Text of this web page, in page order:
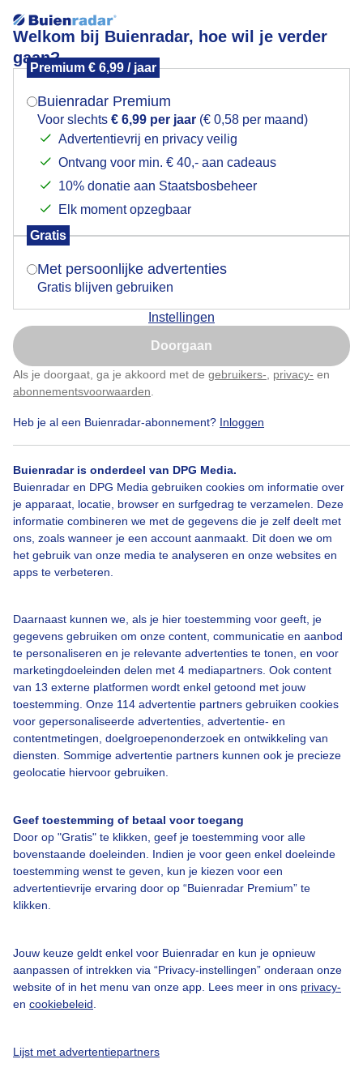
Welkom bij Buienradar, hoe wil je verder
gaan?
Premium € 6,99 / jaar
Buienradar Premium
Voor slechts € 6,99 per jaar (€ 0,58 per maand)
Advertentievrij en privacy veilig
Ontvang voor min. € 40,- aan cadeaus
10% donatie aan Staatsbosbeheer
Elk moment opzegbaar
Gratis
Met persoonlijke advertenties
Gratis blijven gebruiken
Instellingen
Doorgaan
Als je doorgaat, ga je akkoord met de gebruikers- privacy- en
abonnementsvoorwaarden
Heb je al een Buienradar-abonnement? Inloggen
Buienradar is onderdeel van DPG Media.
Buienradar en DPG Media gebruiken cookies om informatie over
je apparaat, locatie, browser en surfgedrag te verzamelen. Deze
informatie combineren we met de gegevens die je zelf deelt met
ons, zoals wanneer je een account aanmaakt. Dit doen we om
het gebruik van onze media te analyseren en onze websites en
apps te verbeteren.
Daarnaast kunnen we, als je hier toestemming voor geeft, je
gegevens gebruiken om onze content, communicatie en aanbod
te personaliseren en je relevante advertenties te tonen, en voor
marketingdoeleinden delen met 4 mediapartners. Ook content
van 13 externe platformen wordt enkel getoond met jouw
toestemming. Onze 114 advertentie partners gebruiken cookies
voor gepersonaliseerde advertenties, advertentie- en
contentmetingen, doelgroepenonderzoek en ontwikkeling van
diensten. Sommige advertentie partners kunnen ook je precieze
geolocatie hiervoor gebruiken.
Geef toestemming of betaal voor toegang
Door op "Gratis" te klikken, geef je toestemming voor alle
bovenstaande doeleinden. Indien je voor geen enkel doeleinde
toestemming wenst te geven, kun je kiezen voor een
advertentievrije ervaring door op “Buienradar Premium” te
klikken.
Jouw keuze geldt enkel voor Buienradar en kun je opnieuw
aanpassen of intrekken via “Privacy-instellingen” onderaan onze
website of in het menu van onze app. Lees meer in ons privacy-
en cookiebeleid
Lijst met advertentiepartners
Schuimvorming
Schuimvorming wat ontstaat als het lange tijd droog
is geweest en olieën en vetten vrijomen bij de eerste
regnbui. Oppassen want het kan ook glad zijn
Gladheid Regen
Bekijk slideshow
Een moment geduld aub...
Bedrijfsgegevens
Contact
Gebruikersvoorwaarden
Adverteren
Buienradar Team
Cookie beleid
Mogen we je locatie gebruiken voor het
Indien je hier nog geen akkoord op hebt gegeven,
verschijnt er zo een pop-up uit je browser waarin
Is goed, toon de popup
Nu niet, misschien later
Klik hierom dit aan te passen